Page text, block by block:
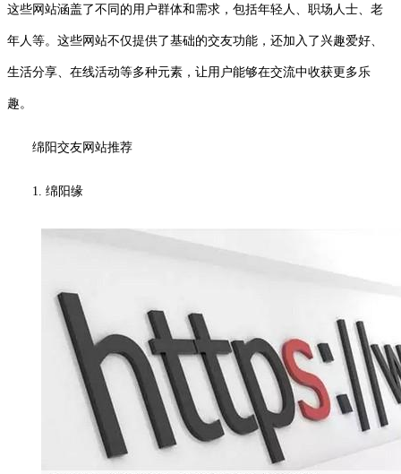
这些网站涵盖了不同的用户群体和需求，包括年轻人、职场人士、老
年人等。这些网站不仅提供了基础的交友功能，还加入了兴趣爱好、
生活分享、在线活动等多种元素，让用户能够在交流中收获更多乐
趣。
绵阳交友网站推荐
1. 绵阳缘